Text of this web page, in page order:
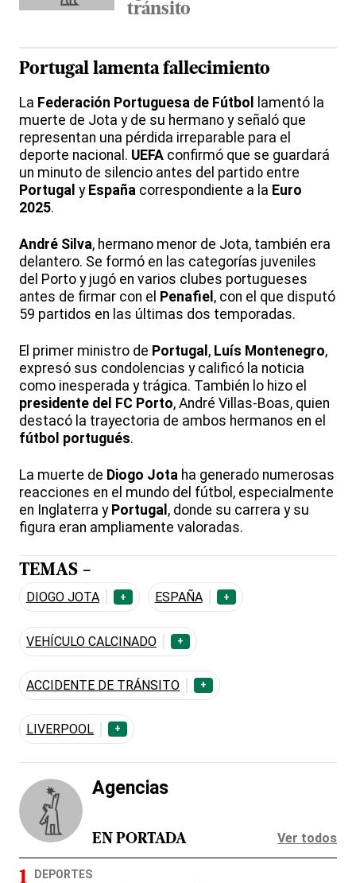
tránsito
Portugal lamenta fallecimiento
La Federación Portuguesa de Fútbol
lamentó la
muerte de Jota y de su hermano y señaló que
representan una pérdida irreparable para el
deporte nacional. UEFA confirmó que se guardará
un minuto de silencio antes del partido entre
Portugal y España correspondiente a la Euro
2025.
André Silva, hermano menor de Jota, también era
delantero. Se formó en las categorías juveniles
del Porto y jugó en varios clubes portugueses
antes de firmar con el Penafiel , con el que disputó
59 partidos en las últimas dos temporadas.
El primer ministro de Portugal , Luís Montenegro,
expresó sus condolencias y calificó la noticia
como inesperada y trágica. También lo hizo el
presidente del FC Porto, André Villas-Boas, quien
destacó la trayectoria de ambos hermanos en el
fútbol portugués.
La muerte de Diogo Jota ha generado numerosas
reacciones en el mundo del fútbol, especialmente
en Inglaterra y Portugal , donde su carrera y su
figura eran ampliamente valoradas.
TEMAS -
DIOGO JOTA + ESPAÑA +
VEHÍCULO CALCINADO +
ACCIDENTE DE TRÁNSITO +
LIVERPOOL +
Agencias
EN PORTADA Ver todos
DEPORTES